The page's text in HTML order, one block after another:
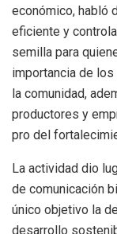
económico, habló
eficiente y
semilla para
importancia de
la comunidad,
productores y
pro del
La actividad dio
de comunicación
único objetivo la
desarrollo